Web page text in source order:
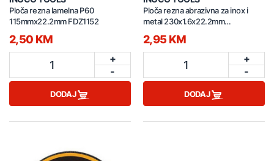
Ploča rezna lamelna P60
115mmx22.2mm FDZ1152
2,50 KM
1
+
-
DODAJ
Ploča rezna abrazivna za inox i
metal 230x1.6x22.2mm
2,95 KM
1
+
-
DODAJ